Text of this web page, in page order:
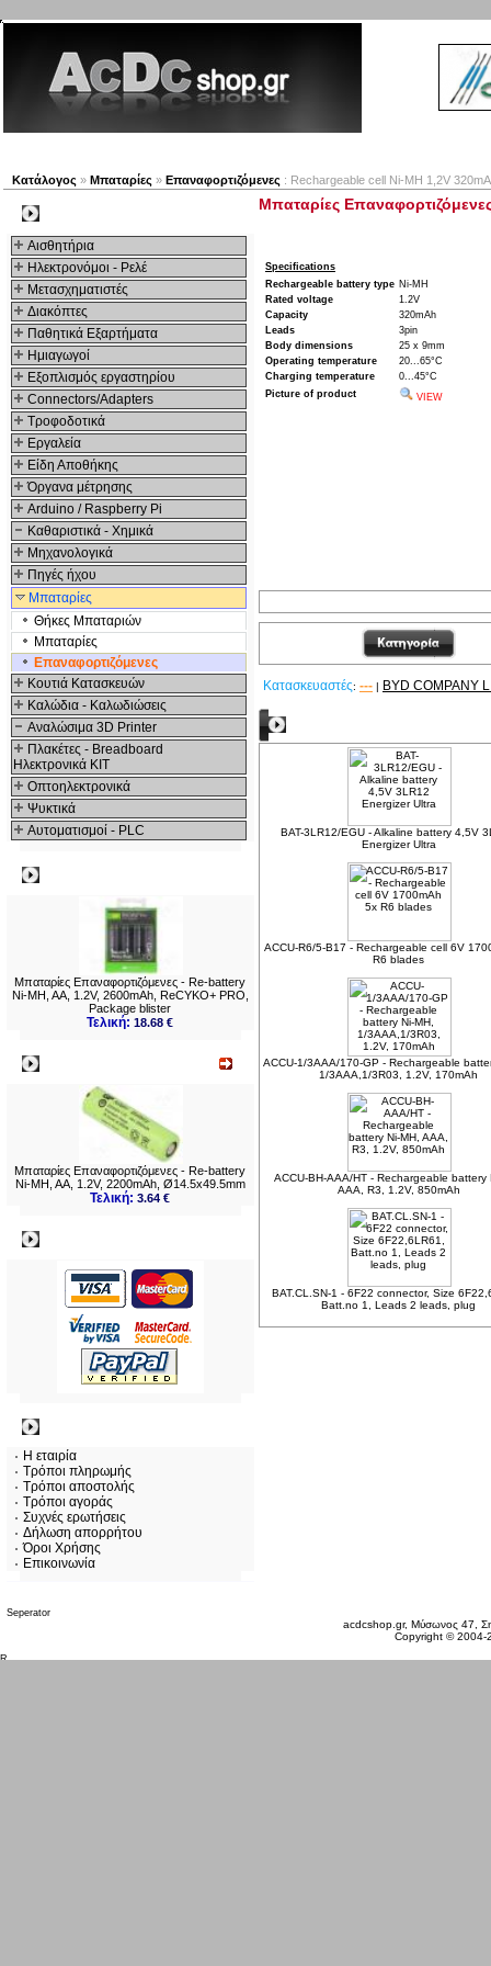
Κατάλογος » Μπαταρίες » Επαναφορτιζόμενες : Rechargeable cell Ni-MH 1,2V
Αισθητήρια
Ηλεκτρονόμοι - Ρελέ
Μετασχηματιστές
Διακόπτες
Παθητικά Εξαρτήματα
Hμιαγωγοί
Εξοπλισμός εργαστηρίου
Connectors/Adapters
Τροφοδοτικά
Εργαλεία
Είδη Αποθήκης
Όργανα μέτρησης
Arduino / Raspberry Pi
Καθαριστικά - Χημικά
Μηχανολογικά
Πηγές ήχου
Μπαταρίες
Θήκες Μπαταριών
Μπαταρίες
Επαναφορτιζόμενες
Κουτιά Κατασκευών
Καλώδια - Καλωδιώσεις
Αναλώσιμα 3D Printer
Πλακέτες - Breadboard
Ηλεκτρονικά ΚΙΤ
Οπτοηλεκτρονικά
Ψυκτικά
Αυτοματισμοί - PLC
Μπαταρίες Επαναφορτιζόμενες - Re-battery
Ni-MH, AA, 1.2V, 2600mAh, ReCYKO+ PRO,
Package blister
Τελική:18.68 €
Μπαταρίες Επαναφορτιζόμενες - Re-battery
Ni-MH, AA, 1.2V, 2200mAh, Ø14.5x49.5mm
Τελική:3.64 €
Η εταιρία
Τρόποι πληρωμής
Τρόποι αποστολής
Τρόποι αγοράς
Συχνές ερωτήσεις
Δήλωση απορρήτου
Όροι Χρήσης
Επικοινωνία
Μπαταρίες
Specifications
Rechargeable battery type Ni-MH
Rated voltage
1.2V
Capacity
320mAh
Leads
3pin
Body dimensions
25 x 9mm
Operating temperature
20...65°C
Charging temperature
0...45°C
Picture of product
VIEW
Κατασκευαστές: --- | BYD COMPANY
BAT-3LR12/EGU - Alkaline battery 4,5V
Energizer Ultra
ACCU-R6/5-B17 - Rechargeable cell 6V
R6 blades
ACCU-1/3AAA/170-GP - Rechargeable
1/3AAA,1/3R03, 1.2V, 170mAh
ACCU-BH-AAA/HT - Rechargeable battery
AAA, R3, 1.2V, 850mAh
BAT.CL.SN-1 - 6F22 connector, Size
Batt.no 1, Leads 2 leads, plug
acdcshop.gr, Μύσωνος 47,
Copyright ©